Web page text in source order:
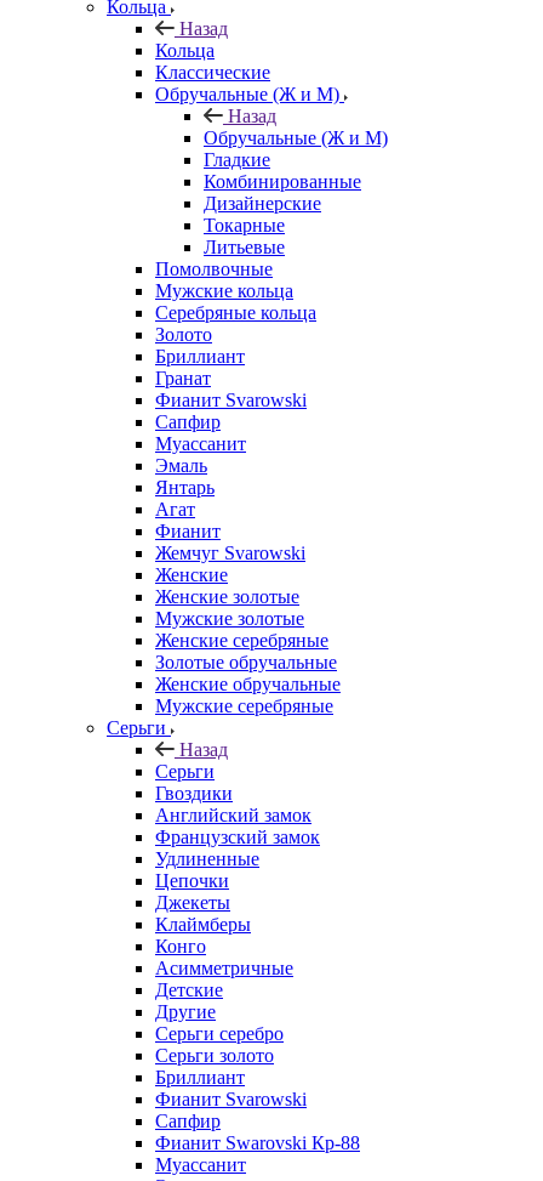
Кольца
Назад
Кольца
Классические
Обручальные (Ж и М)
Назад
Обручальные (Ж и М)
Гладкие
Комбинированные
Дизайнерские
Токарные
Литьевые
Помолвочные
Мужские кольца
Серебряные кольца
Золото
Бриллиант
Гранат
Фианит Svarowski
Сапфир
Муассанит
Эмаль
Янтарь
Агат
Фианит
Жемчуг Svarowski
Женские
Женские золотые
Мужские золотые
Женские серебряные
Золотые обручальные
Женские обручальные
Мужские серебряные
Серьги
Назад
Серьги
Гвоздики
Английский замок
Французский замок
Удлиненные
Цепочки
Джекеты
Клаймберы
Конго
Асимметричные
Детские
Другие
Серьги серебро
Серьги золото
Бриллиант
Фианит Svarowski
Сапфир
Фианит Swarovski Кр-88
Муассанит